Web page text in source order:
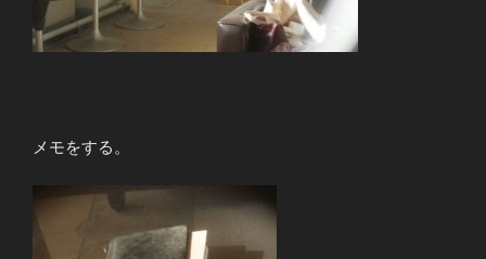
メモをする。